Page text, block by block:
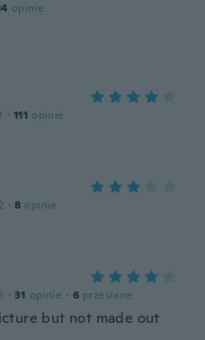
opinie
· 111 opinie
· 8 opinie
· 31 opinie · 6 przesłane
but not made out